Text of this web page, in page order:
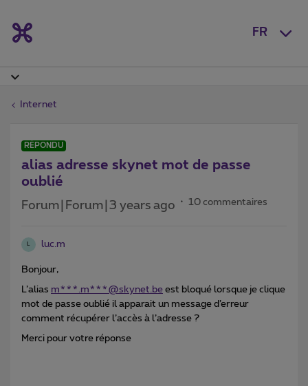
FR
Internet
RÉPONDU
alias adresse skynet mot de passe
oublié
Forum|Forum|3 years ago 10 commentaires
L luc.m
Bonjour,
L’alias m***.m***@skynet.be est bloqué lorsque je clique
mot de passe oublié il apparait un message d’erreur
comment récupérer l’accès à l’adresse ?
Merci pour votre réponse